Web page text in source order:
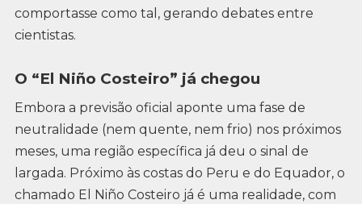
comportasse como tal, gerando debates entre
cientistas.
O “El Niño Costeiro” já chegou
Embora a previsão oficial aponte uma fase de
neutralidade (nem quente, nem frio) nos próximos
meses, uma região específica já deu o sinal de
largada. Próximo às costas do Peru e do Equador, o
chamado El Niño Costeiro já é uma realidade, com